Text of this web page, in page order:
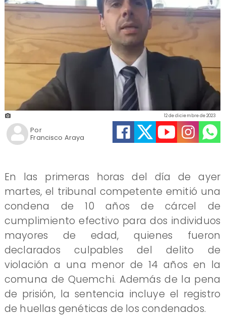
Francisco Araya
12 de diciembre de 2023
Por
En las primeras horas del día de ayer
martes, el tribunal competente emitió una
condena de 10 años de cárcel de
cumplimiento efectivo para dos individuos
mayores de edad, quienes fueron
declarados culpables del delito de
violación a una menor de 14 años en la
comuna de Quemchi. Además de la pena
de prisión, la sentencia incluye el registro
de huellas genéticas de los condenados.